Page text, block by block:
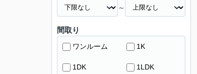
～
間取り
ワンルーム 1K
1DK 1LDK